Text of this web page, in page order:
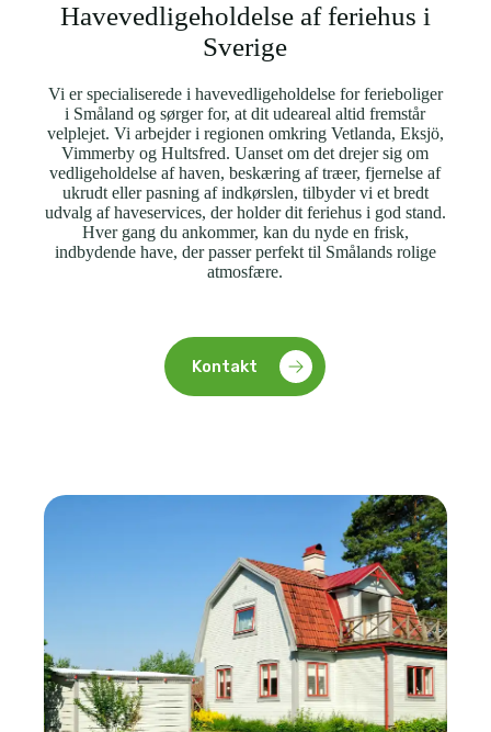
Havevedligeholdelse af feriehus i
Sverige
Vi er specialiserede i havevedligeholdelse for ferieboliger
i Småland og sørger for, at dit udeareal altid fremstår
velplejet. Vi arbejder i regionen omkring Vetlanda, Eksjö,
Vimmerby og Hultsfred. Uanset om det drejer sig om
vedligeholdelse af haven, beskæring af træer, fjernelse af
ukrudt eller pasning af indkørslen, tilbyder vi et bredt
udvalg af haveservices, der holder dit feriehus i god stand.
Hver gang du ankommer, kan du nyde en frisk,
indbydende have, der passer perfekt til Smålands rolige
atmosfære.
Kontakt